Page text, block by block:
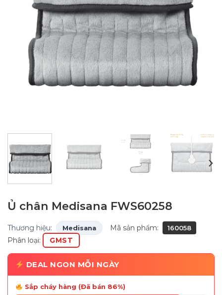
Ủ chân Medisana FWS60258
Thương hiệu: Medisana Mã sản phẩm: 160058
Phân loại: GMST
DEAL NGON MỖI NGÀY
Sắp cháy hàng (Đã bán 86%)